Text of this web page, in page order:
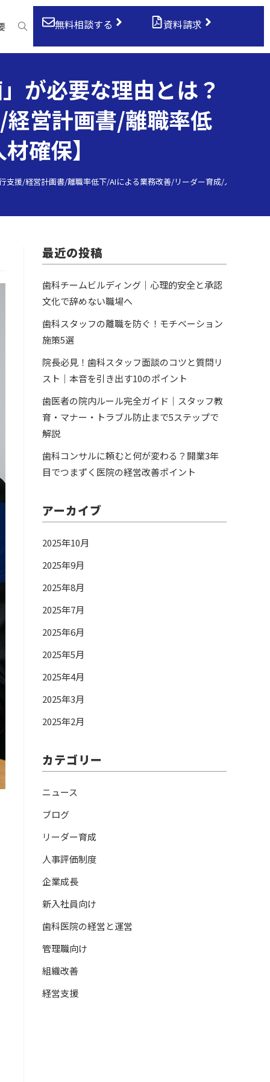
無料相談する 資料請求
が必要な理由とは？
営計画書/離職率低
確保】
援/経営計画書/離職率低下/AIによる業務改善/リーダー育成/人材確保】
最近の投稿
歯科チームビルディング｜心理的安全と承認
文化で辞めない職場へ
歯科スタッフの離職を防ぐ！モチベーション
施策5選
院長必見！歯科スタッフ面談のコツと質問リ
スト｜本音を引き出す10のポイント
歯医者の院内ルール完全ガイド｜スタッフ教
育・マナー・トラブル防止まで5ステップで
解説
歯科コンサルに頼むと何が変わる？開業3年
目でつまずく医院の経営改善ポイント
アーカイブ
2025年10月
2025年9月
2025年8月
2025年7月
2025年6月
2025年5月
2025年4月
2025年3月
2025年2月
カテゴリー
ニュース
ブログ
リーダー育成
人事評価制度
企業成長
新入社員向け
歯科医院の経営と運営
管理職向け
組織改善
経営支援